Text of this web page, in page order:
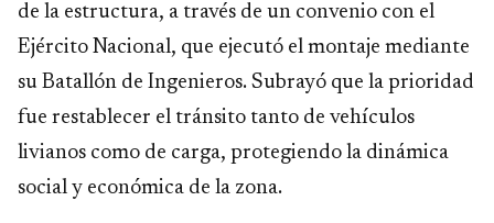
de la estructura, a través de un convenio con el
Ejército Nacional, que ejecutó el montaje mediante
su Batallón de Ingenieros. Subrayó que la prioridad
fue restablecer el tránsito tanto de vehículos
livianos como de carga, protegiendo la dinámica
social y económica de la zona.